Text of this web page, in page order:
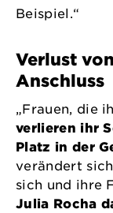
Beispiel.“
Verlust
Anschluss
„Frauen, die
verlieren ihr
Platz in der
verändert
sich und ihre
Julia Rocha